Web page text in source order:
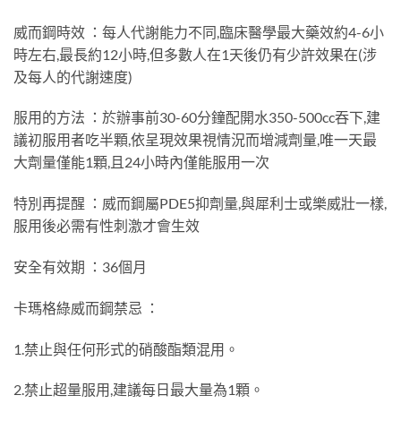
威而鋼時效 ：每人代謝能力不同,臨床醫學最大藥效約4-6小
時左右,最長約12小時,但多數人在1天後仍有少許效果在(涉
及每人的代謝速度)
服用的方法 ：於辦事前30-60分鐘配開水350-500cc吞下,建
議初服用者吃半顆,依呈現效果視情況而增減劑量,唯一天最
大劑量僅能1顆,且24小時內僅能服用一次
特別再提醒 ：威而鋼屬PDE5抑劑量,與犀利士或樂威壯一樣,
服用後必需有性刺激才會生效
安全有效期 ：36個月
卡瑪格綠威而鋼禁忌 ：
1.禁止與任何形式的硝酸酯類混用。
2.禁止超量服用,建議每日最大量為1顆。